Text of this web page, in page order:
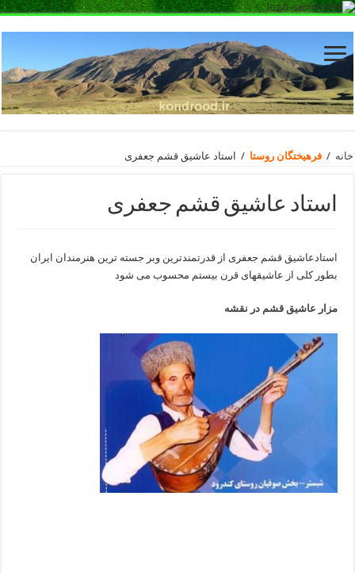
خانه / فرهیختگان روستا / استاد عاشیق قشم جعفری
استاد عاشیق قشم جعفری
استادعاشیق قشم جعفری از قدرتمندترین وبر جسته ترین هنرمندان ایران
بطور کلی از عاشیقهای قرن بیستم محسوب می شود
مزار عاشیق قشم در نقشه